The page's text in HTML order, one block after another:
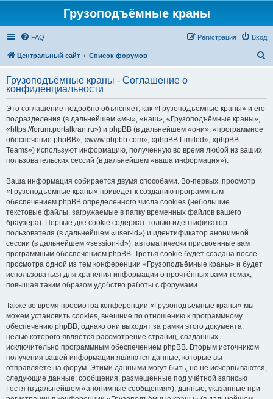
Грузоподъёмные краны
FAQ Вход
Регистрация
Центральный сайт Список форумов
с
Грузоподъёмные краны - Соглашение о
конфиденциальности
Это соглашение подробно объясняет, как «Грузоподъёмные краны» и его
подразделения (в дальнейшем «мы», «наш», «Грузоподъёмные краны»,
«https://forum.portalkran.ru») и phpBB (в дальнейшем «они», «программное
обеспечение phpBB», «www.phpbb.com», «phpBB Limited», «phpBB
Teams») используют информацию, полученную во время любой из ваших
пользовательских сессий (в дальнейшем «ваша информация»).
Ваша информация собирается двумя способами. Во-первых, просмотр
«Грузоподъёмные краны» приведёт к созданию программным
обеспечением phpBB определённого числа cookies (небольшие
текстовые файлы, загружаемые в папку временных файлов вашего
браузера). Первые две cookie содержат только идентификатор
пользователя (в дальнейшем «user-id») и идентификатор анонимной
сессии (в дальнейшем «session-id»), автоматически присвоенные вам
программным обеспечением phpBB. Третья cookie будет создана после
просмотра одной из тем конференции «Грузоподъёмные краны» и будет
использоваться для хранения информации о прочтённых вами темах,
повышая таким образом удобство работы с форумами.
Также во время просмотра конференции «Грузоподъёмные краны» мы
можем установить cookies, внешние по отношению к программному
обеспечению phpBB, однако они выходят за рамки этого документа,
целью которого является рассмотрение страниц, созданных
исключительно программным обеспечением phpBB. Вторым источником
получения вашей информации являются данные, которые вы
отправляете на форум. Этими данными могут быть, но не исчерпываются,
следующие данные: сообщения, размещённые под учётной записью
Гостя (в дальнейшем «анонимные сообщения»), данные, указанные при